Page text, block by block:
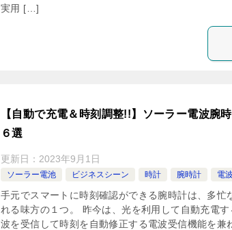
実用 […]
【自動で充電＆時刻調整!!】ソーラー電波腕
６選
更新日： 2023年9月1日
ソーラー電池 ビジネスシーン 時計 腕時計 電
手元でスマートに時刻確認ができる腕時計は、多忙
れる味方の１つ。 昨今は、光を利用して自動充電
波を受信して時刻を自動修正する電波受信機能を兼